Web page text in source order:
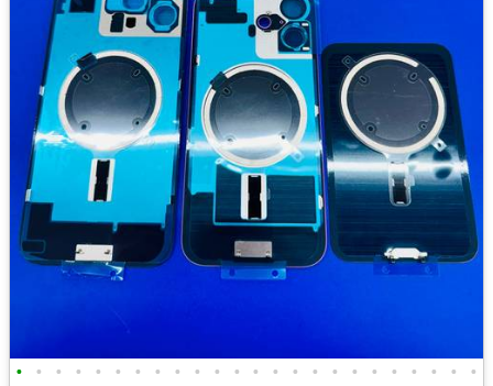
• • • • • • • • • • • • • • • • • • • • • • • •